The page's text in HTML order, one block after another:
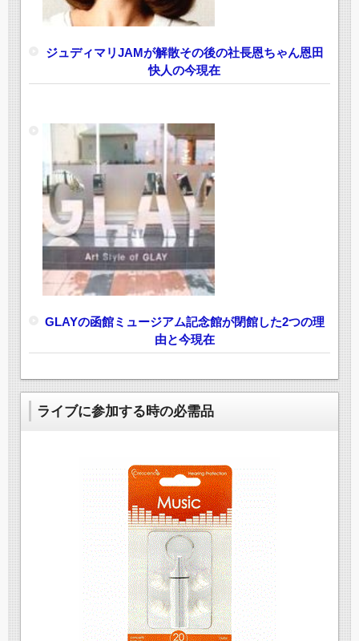
ジュディマリJAMが解散その後の社長恩ちゃん恩田
快人の今現在
GLAYの函館ミュージアム記念館が閉館した2つの理
由と今現在
ライブに参加する時の必需品